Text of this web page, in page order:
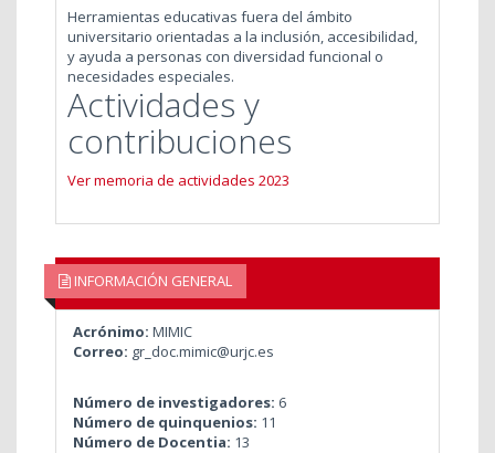
Herramientas educativas fuera del ámbito
universitario orientadas a la inclusión, accesibilidad,
y ayuda a personas con diversidad funcional o
necesidades especiales.
Actividades y
contribuciones
Ver memoria de actividades 2023
INFORMACIÓN GENERAL
Acrónimo: MIMIC
Correo: gr_doc.mimic@urjc.es
Número de investigadores: 6
Número de quinquenios: 11
Número de Docentia: 13